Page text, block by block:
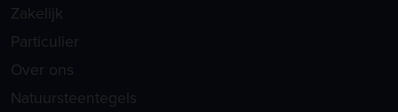
Zakelijk
Particulier
Over ons
Natuursteentegels